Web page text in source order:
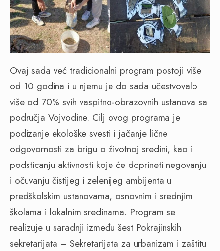
Ovaj sada već tradicionalni program postoji više
od 10 godina i u njemu je do sada učestvovalo
više od 70% svih vaspitno-obrazovnih ustanova sa
područja Vojvodine. Cilj ovog programa je
podizanje ekološke svesti i jačanje lične
odgovornosti za brigu o životnoj sredini, kao i
podsticanju aktivnosti koje će doprineti negovanju
i očuvanju čistijeg i zelenijeg ambijenta u
predškolskim ustanovama, osnovnim i srednjim
školama i lokalnim sredinama. Program se
realizuje u saradnji između šest Pokrajinskih
sekretarijata – Sekretarijata za urbanizam i zaštitu